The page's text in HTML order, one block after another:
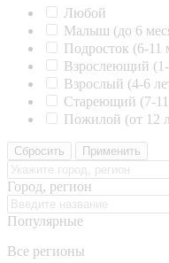
Любой
Малыш (до 6
Подросток (6-11
Взрослеющий (1-
Взрослый (4-6
Стареющий (7-11
Пожилой (от 12
Сбросить Применить
Город, регион
Популярные
Все регионы